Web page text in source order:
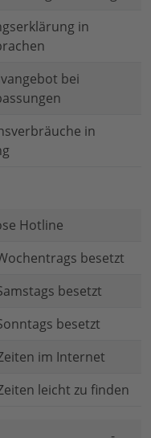
in
bei
in
Hotline
besetzt
besetzt
besetzt
im Internet
leicht zu finden